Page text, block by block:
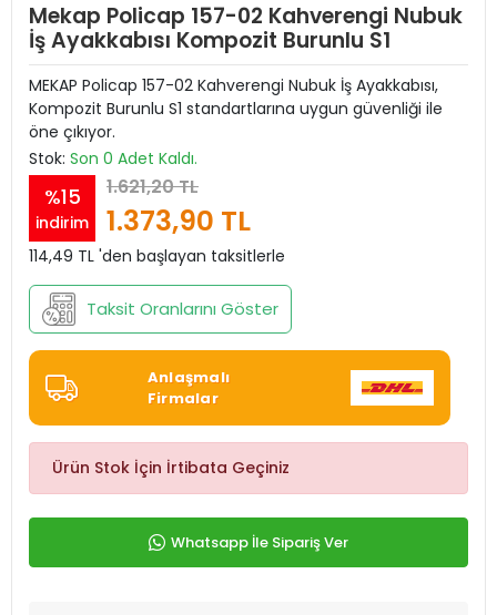
Mekap Policap 157-02 Kahverengi Nubuk
İş Ayakkabısı Kompozit Burunlu S1
MEKAP Policap 157-02 Kahverengi Nubuk İş Ayakkabısı,
Kompozit Burunlu S1 standartlarına uygun güvenliği ile
öne çıkıyor.
Stok: Son 0 Adet Kaldı.
%15
indirim
1.621,20 TL
1.373,90 TL
114,49 TL 'den başlayan taksitlerle
Taksit Oranlarını Göster
Anlaşmalı
Firmalar
Ürün Stok İçin İrtibata Geçiniz
Whatsapp İle Sipariş Ver